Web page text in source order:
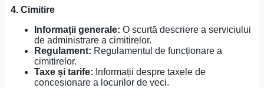
4. Cimitire
Informații generale: O scurtă descriere a serviciului
de administrare a cimitirelor.
Regulament: Regulamentul de funcționare a
cimitirelor.
Taxe și tarife: Informații despre taxele de
concesionare a locurilor de veci.